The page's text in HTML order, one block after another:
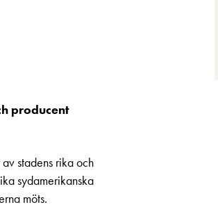
producent
stadens rika och
sydamerikanska
möts.